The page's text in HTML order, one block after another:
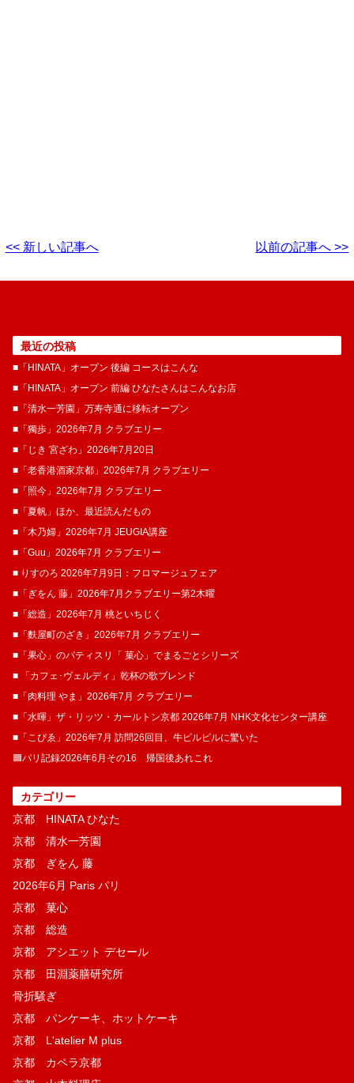
<< 新しい記事へ 以前の記事へ >>
最近の投稿
■「HINATA」オープン 後編 コースはこんな
■「HINATA」オープン 前編 ひなたさんはこんなお店
■「清水一芳園」万寿寺通に移転オープン
■「獨歩」2026年7月 クラブエリー
■「じき 宮ざわ」2026年7月20日
■「老香港酒家京都」2026年7月 クラブエリー
■「照今」2026年7月 クラブエリー
■「夏帆」ほか、最近読んだもの
■「木乃婦」2026年7月 JEUGIA講座
■「Guu」2026年7月 クラブエリー
■ りすのろ 2026年7月9日：フロマージュフェア
■「ぎをん 藤」2026年7月クラブエリー第2木曜
■「総造」2026年7月 桃といちじく
■「麩屋町のざき」2026年7月 クラブエリー
■「果心」のパティスリ「 菓​心」でまるごとシリーズ
■ 「カフェ･ヴェルディ」乾杯の歌ブレンド
■「肉料理 やま」2026年7月 クラブエリー
■「水暉」ザ・リッツ・カールトン京都 2026年7月 NHK文化センター講座
■「こぴゑ」2026年7月 訪問26回目、牛ピルピルに驚いた
🟦パリ記録2026年6月その16 帰国後あれこれ
カテゴリー
京都 HINATA ひなた
京都 清水一芳園
京都 ぎをん 藤
2026年6月 Paris パリ
京都 菓​心
京都 総造
京都 アシエット デセール
京都 田淵薬膳研究所
骨折騒ぎ
京都 パンケーキ、ホットケーキ
京都 L'atelier M plus
京都 カペラ京都